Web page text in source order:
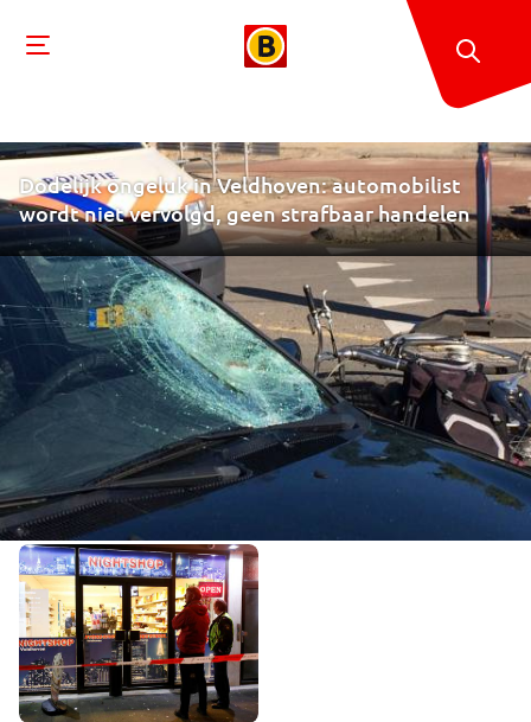
Dodelijk ongeluk in Veldhoven: automobilist
wordt niet vervolgd, geen strafbaar handelen